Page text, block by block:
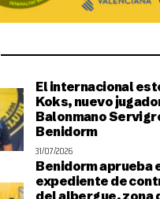
El internacional
Koks, nuevo
Balonmano
Benidorm
31/07/2026
Benidorm aprueba
expediente de